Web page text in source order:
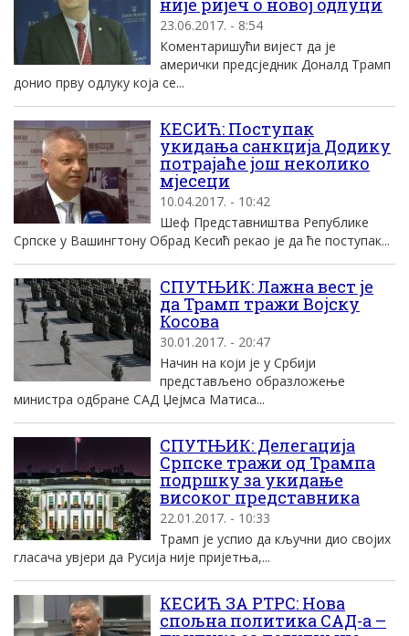
није ријеч о новој одлуци
23.06.2017. - 8:54
Коментаришући вијест да је
амерички предсједник Доналд Трамп
донио прву одлуку која се...
КЕСИЋ: Поступак
укидања санкција Додику
потрајаће још неколико
мјесеци
10.04.2017. - 10:42
Шеф Представништва Републике
Српске у Вашингтону Обрад Кесић рекао је да ће поступак...
СПУТЊИК: Лажна вест је
да Трамп тражи Војску
Косова
30.01.2017. - 20:47
Начин на који је у Србији
представљено образложење
министра одбране САД Џејмса Матиса...
СПУТЊИК: Делегација
Српске тражи од Трампа
подршку за укидање
високог представника
22.01.2017. - 10:33
Трамп је успио да кључни дио својих
гласача увјери да Русија није пријетња,...
КЕСИЋ ЗА РТРС: Нова
спољна политика САД-а –